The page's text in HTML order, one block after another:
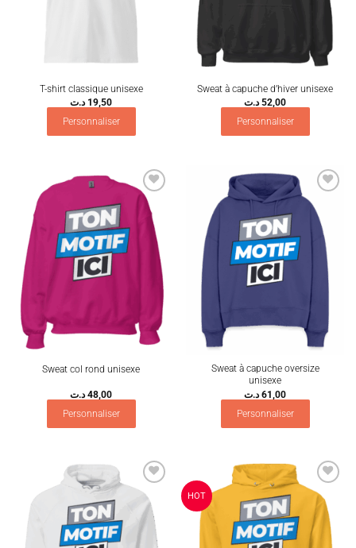
T-shirt classique unisexe
19,50 د.ت
Personnaliser
Sweat à capuche d’hiver unisexe
52,00 د.ت
Personnaliser
Ajouter
à la
wishlist
Sweat col rond unisexe
48,00 د.ت
Personnaliser
Ajouter
wishlist
Sweat à capuche oversize
unisexe
61,00 د.ت
Personnaliser
Ajouter
à la
wishlist
HOT
Ajouter
à la
wishlist